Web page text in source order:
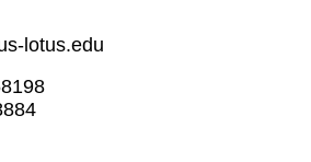
lotus.edu